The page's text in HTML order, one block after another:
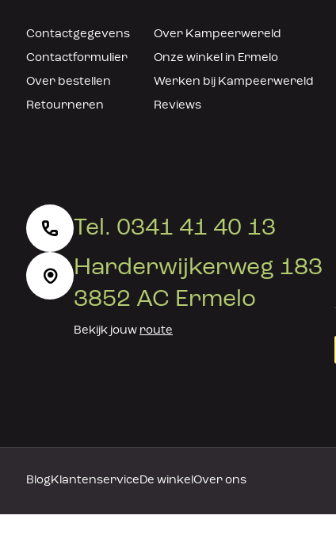
Contactgegevens
Contactformulier
Over bestellen
Retourneren
Over Kampeerwereld
Onze winkel in Ermelo
Werken bij Kampeerwereld
Reviews
Tel. 0341 41 40 13
Harderwijkerweg 183
3852 AC Ermelo
Bekijk jouw route
BlogKlantenserviceDe winkelOver ons